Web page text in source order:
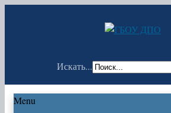
Искать...
Menu